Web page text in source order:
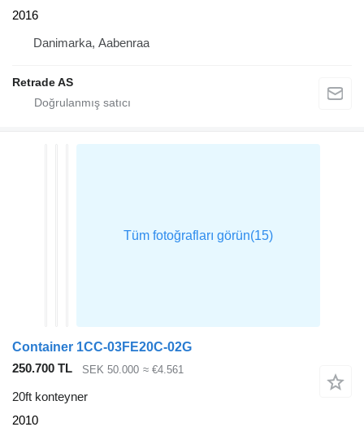
2016
Danimarka, Aabenraa
Retrade AS
Container 1CC-03FE20C-02G
250.700 TL
SEK 50.000 ≈ €4.561
20ft konteyner
2010